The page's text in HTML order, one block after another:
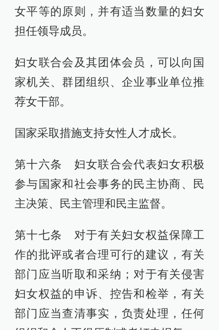
女平等的原则，并有适当数量的妇女
担任领导成员。
妇女联合会及其团体会员，可以向国
家机关、群团组织、企业事业单位推
荐女干部。
国家采取措施支持女性人才成长。
第十六条 妇女联合会代表妇女积极
参与国家和社会事务的民主协商、民
主决策、民主管理和民主监督。
第十七条 对于有关妇女权益保障工
作的批评或者合理可行的建议，有关
部门应当听取和采纳；对于有关侵害
妇女权益的申诉、控告和检举，有关
部门应当查清事实，负责处理，任何